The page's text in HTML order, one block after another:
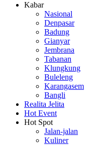
Kabar
Nasional
Denpasar
Badung
Gianyar
Jembrana
Tabanan
Klungkung
Buleleng
Karangasem
Bangli
Realita Jelita
Hot Event
Hot Spot
Jalan-jalan
Kuliner